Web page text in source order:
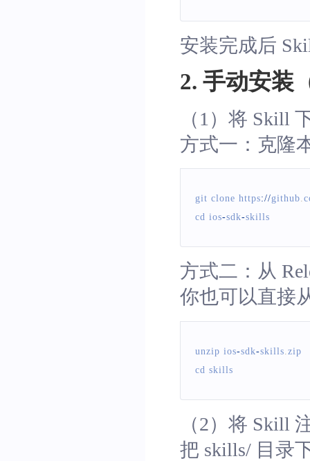
安装完成后
2. 手动安装
（1）将 Skill
方式一：克隆
git clone https://github
cd ios-sdk-skills
方式二：从
你也可以直接
unzip ios-sdk-skills zip
cd skills
（2）将 Skill
把 skills/ 目录